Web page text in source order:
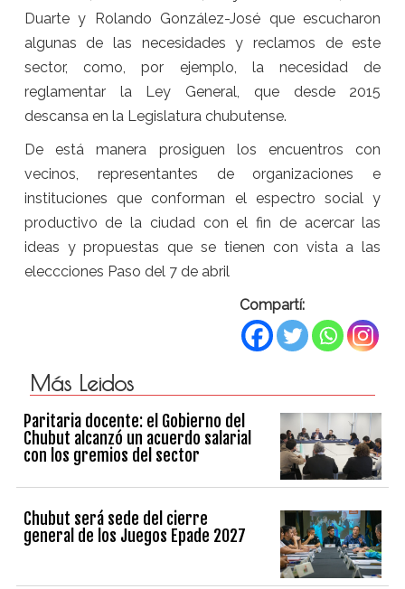
Duarte y Rolando González-José que escucharon
algunas de las necesidades y reclamos de este
sector, como, por ejemplo, la necesidad de
reglamentar la Ley General, que desde 2015
descansa en la Legislatura chubutense.
De está manera prosiguen los encuentros con
vecinos, representantes de organizaciones e
instituciones que conforman el espectro social y
productivo de la ciudad con el fin de acercar las
ideas y propuestas que se tienen con vista a las
eleccciones Paso del 7 de abril
Compartí:
Más Leidos
Paritaria docente: el Gobierno del
Chubut alcanzó un acuerdo salarial
con los gremios del sector
Chubut será sede del cierre
general de los Juegos Epade 2027